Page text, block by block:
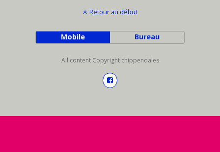
Retour au début
Mobile Bureau
All content Copyright chippendales